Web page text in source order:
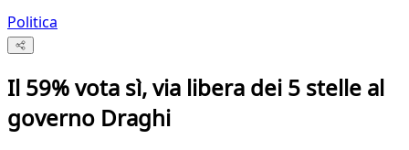
Politica
Il 59% vota sì, via libera dei 5 stelle al
governo Draghi